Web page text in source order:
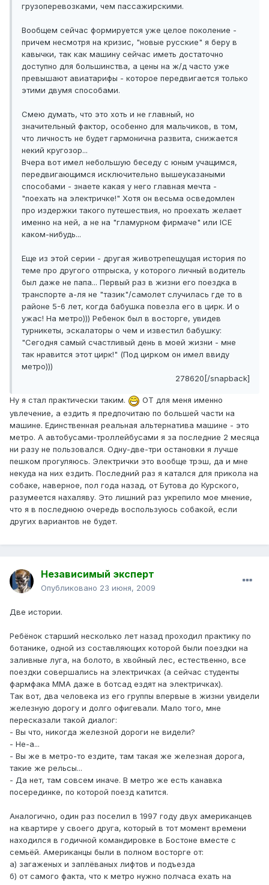
грузоперевозками, чем пассажирскими.
Вообщем сейчас формируется уже целое поколение -
причем несмотря на кризис, "новые русские" я беру в
кавычки, так как машину сейчас иметь достаточно
доступно для большинства, а цены на ж/д часто уже
превышают авиатарифы - которое передвигается только
этими двумя способами.
Смею думать, что это хоть и не главный, но
значительный фактор, особенно для мальчиков, в том,
что личность не будет гармонична развита, снижается
некий кругозор...
Вчера вот имел небольшую беседу с юным учащимся,
передвигающимся исключительно вышеуказаными
способами - знаете какая у него главная мечта -
"поехать на электричке!" Хотя он весьма осведомлен
про издержки такого путешествия, но проехать желает
именно на ней, а не на "гламурном фирмаче" или ICE
каком-нибудь...
Еще из этой серии - другая животрепещущая история по
теме про другого отпрыска, у которого личный водитель
был даже не папа... Первый раз в жизни его поездка в
транспорте а-ля не "тазик"/самолет случилась где то в
районе 5-6 лет, когда бабушка повезла его в цирк. И о
ужас! На метро))) Ребенок был в восторге, увидев
турникеты, эскалаторы о чем и известил бабушку:
"Сегодня самый счастливый день в моей жизни - мне
так нравится этот цирк!" (Под цирком он имел ввиду
метро)))
278620[/snapback]
Ну я стал практически таким.
ОТ для меня именно
увлечение, а ездить я предпочитаю по большей части на
машине. Единственная реальная альтернатива машине - это
метро. А автобусами-троллейбусами я за последние 2 месяца
ни разу не пользовался. Одну-две-три остановки я лучше
пешком прогуляюсь. Электрички это вообще трэш, да и мне
некуда на них ездить. Последний раз я катался для прикола на
собаке, наверное, пол года назад, от Бутова до Курского,
разумеется нахаляву. Это лишний раз укрепило мое мнение,
что я в последнюю очередь воспользуюсь собакой, если
других вариантов не будет.
Независимый эксперт
Опубликовано 23 июня, 2009
Две истории.
Ребёнок старший несколько лет назад проходил практику по
ботанике, одной из составляющих которой были поездки на
заливные луга, на болото, в хвойный лес, естественно, все
поездки совершались на электричках (а сейчас студенты
фармфака ММА даже в ботсад ездят на электричках).
Так вот, два человека из его группы впервые в жизни увидели
железную дорогу и долго офигевали. Мало того, мне
пересказали такой диалог:
- Вы что, никогда железной дороги не видели?
- Не-а...
- Вы же в метро-то ездите, там такая же железная дорога,
такие же рельсы...
- Да нет, там совсем иначе. В метро же есть канавка
посерединке, по которой поезд катится.
Аналогично, один раз поселил в 1997 году двух американцев
на квартире у своего друга, который в тот момент времени
находился в годичной командировке в Бостоне вместе с
семьёй. Американцы были в полном восторге от:
а) загаженых и заплёваных лифтов и подъезда
б) от самого факта, что к метро нужно полчаса ехать на